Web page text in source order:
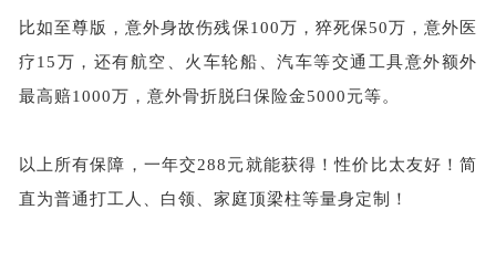
比如至尊版，意外身故伤残保100万，猝死保50万，意外医
疗15万，还有航空、火车轮船、汽车等交通工具意外额外
最高赔1000万，意外骨折脱臼保险金5000元等。
以上所有保障，一年交288元就能获得！性价比太友好！简
直为普通打工人、白领、家庭顶梁柱等量身定制！